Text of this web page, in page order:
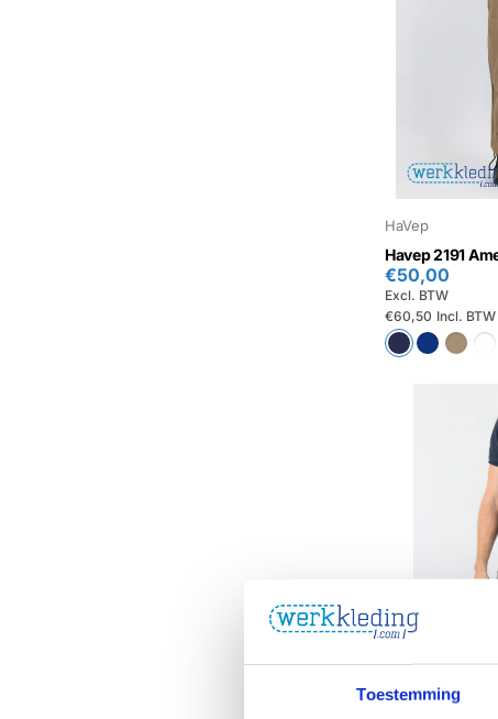
Toestemming
HaVep
Havep 2191
€60,50 Incl. BTW
€50,00
Excl. BTW